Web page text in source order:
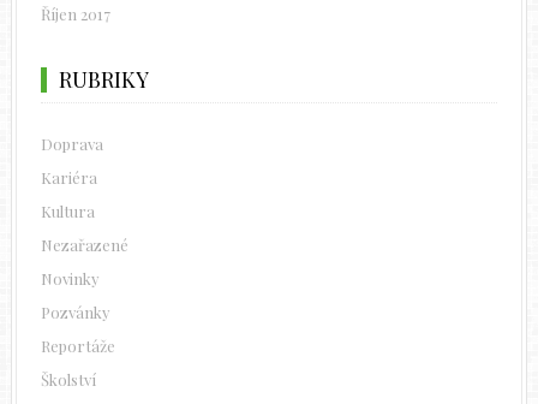
Říjen 2017
RUBRIKY
Doprava
Kariéra
Kultura
Nezařazené
Novinky
Pozvánky
Reportáže
Školství